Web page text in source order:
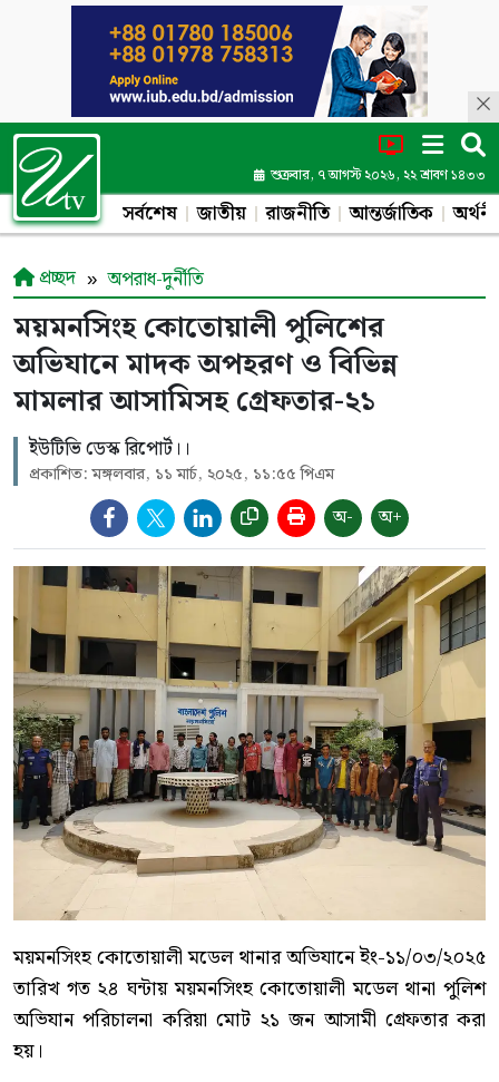
শুক্রবার, ৭ আগস্ট ২০২৬, ২২ শ্রাবণ ১৪৩৩
সর্বশেষ জাতীয় রাজনীতি আন্তর্জাতিক
প্রচ্ছদ অপরাধ-দুর্নীতি
ময়মনসিংহ কোতোয়ালী পুলিশের
অভিযানে মাদক অপহরণ ও বিভিন্ন
মামলার আসামিসহ গ্রেফতার-২১
ইউটিভি ডেস্ক রিপোর্ট।।
প্রকাশিত: মঙ্গলবার, ১১ মার্চ, ২০২৫, ১১:৫৫ পিএম
অ- অ+
ময়মনসিংহ কোতোয়ালী মডেল থানার অভিযানে ইং-১১/০৩/২০২৫
তারিখ গত ২৪ ঘন্টায় ময়মনসিংহ কোতোয়ালী মডেল থানা পুলিশ
অভিযান পরিচালনা করিয়া মোট ২১ জন আসামী গ্রেফতার করা
হয়।